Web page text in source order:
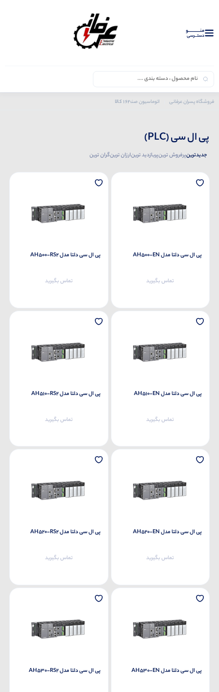
منــــــــــــو
دستــرسی
فروشگاه پسران عرفانی اتوماسیون صنعتی
162 کالا
پی ال سی (PLC)
جدیدترینپرفروش ترینپربازدید ترینارزان ترینگران ترین
پی ال سی دلتا مدل AH500-EN
تماس بگیرید
پی ال سی دلتا مدل AH500-RS2
تماس بگیرید
پی ال سی دلتا مدل AH510-EN
تماس بگیرید
پی ال سی دلتا مدل AH510-RS2
تماس بگیرید
پی ال سی دلتا مدل AH520-EN
تماس بگیرید
پی ال سی دلتا مدل AH520-RS2
تماس بگیرید
پی ال سی دلتا مدل AH530-EN پی ال سی دلتا مدل AH530-RS2